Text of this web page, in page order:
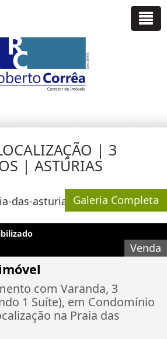
| 3
| ASTÚRIAS
Galeria Completa
Venda
com Varanda, 3
1 Suíte), em Condomínio
na Praia das